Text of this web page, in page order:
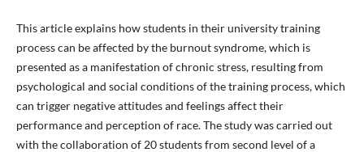
This article explains how students in their university training
process can be affected by the burnout syndrome, which is
presented as a manifestation of chronic stress, resulting from
psychological and social conditions of the training process, which
can trigger negative attitudes and feelings affect their
performance and perception of race. The study was carried out
with the collaboration of 20 students from second level of a